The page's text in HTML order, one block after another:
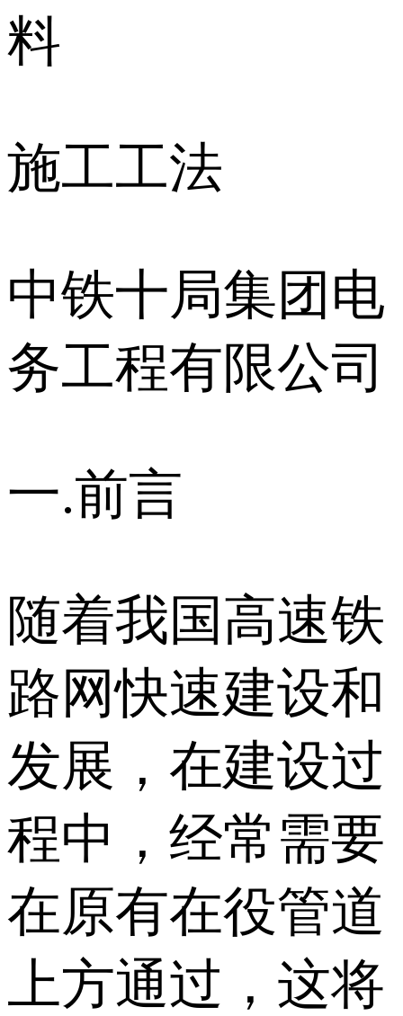
料
施工工法
中铁十局集团电
务工程有限公司
一.前言
随着我国高速铁
路网快速建设和
发展，在建设过
程中，经常需要
在原有在役管道
上方通过，这将